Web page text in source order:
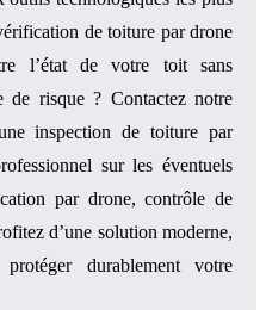
de toiture par drone
l’état de votre toit sans
risque ? Contactez notre
inspection de toiture par
sur les éventuels
par drone, contrôle de
d’une solution moderne,
durablement votre